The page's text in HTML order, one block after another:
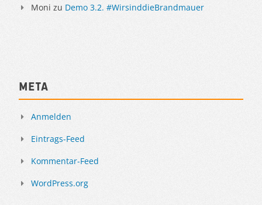
Moni zu Demo 3.2. #WirsinddieBrandmauer
Meta
Anmelden
Eintrags-Feed
Kommentar-Feed
WordPress.org